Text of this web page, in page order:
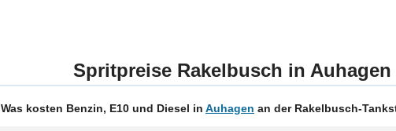
Spritpreise Rakelbusch in Auhagen
Was kosten Benzin, E10 und Diesel in Auhagen an der Rakelbusch-